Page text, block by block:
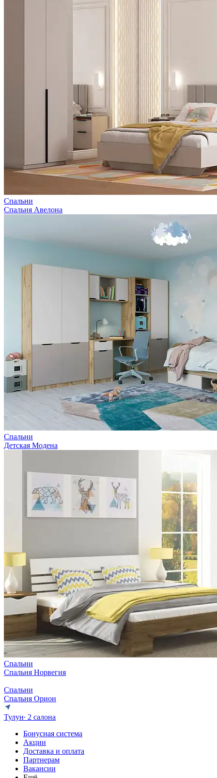
Спальни
Спальня Авелона
Спальни
Детская Модена
Спальни
Спальня Норвегия
Спальни
Спальня Орион
Тулун∙ 2 салона
Бонусная система
Акции
Доставка и оплата
Партнерам
Вакансии